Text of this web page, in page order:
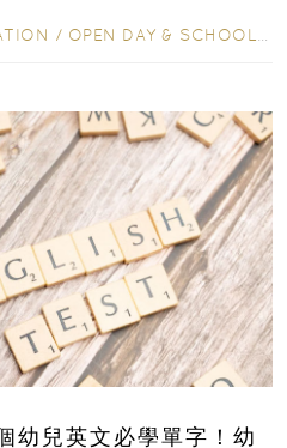
/ OPEN DAY & SCHOOL EVENTS
幼兒英文必學單字！幼